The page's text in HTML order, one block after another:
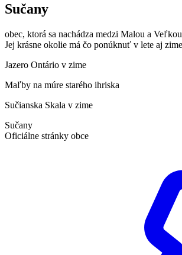
Sučany
obec, ktorá sa nachádza medzi Malou a
Jej krásne okolie má čo ponúknuť v lete aj
Jazero Ontário v zime
Maľby na múre starého ihriska
Sučianska Skala v zime
Sučany
Oficiálne stránky obce